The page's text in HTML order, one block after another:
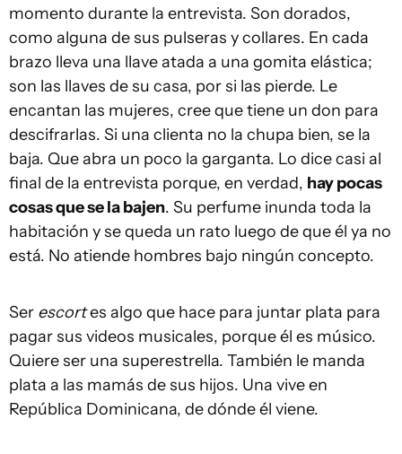
momento durante la entrevista. Son dorados,
como alguna de sus pulseras y collares. En cada
brazo lleva una llave atada a una gomita elástica;
son las llaves de su casa, por si las pierde. Le
encantan las mujeres, cree que tiene un don para
descifrarlas. Si una clienta no la chupa bien, se la
baja. Que abra un poco la garganta. Lo dice casi al
final de la entrevista porque, en verdad, hay pocas
cosas que se la bajen. Su perfume inunda toda la
habitación y se queda un rato luego de que él ya no
está. No atiende hombres bajo ningún concepto.
Ser escortes algo que hace para juntar plata para
pagar sus videos musicales, porque él es músico.
Quiere ser una superestrella. También le manda
plata a las mamás de sus hijos. Una vive en
República Dominicana, de dónde él viene.